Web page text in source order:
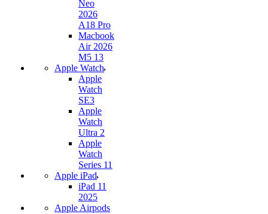
Neo
2026
A18 Pro
Macbook
Air 2026
M5 13
Apple Watch
Apple
Watch
SE3
Apple
Watch
Ultra 2
Apple
Watch
Series 11
Apple iPad
iPad 11
2025
Apple Airpods